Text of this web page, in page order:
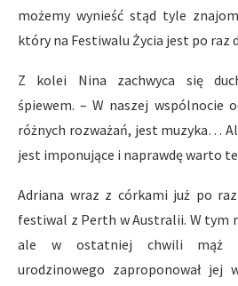
możemy wynieść stąd tyle
który na Festiwalu Życia jest po raz
Z kolei Nina zachwyca się
śpiewem. – W naszej wspólnocie
różnych rozważań, jest muzyka…
jest imponujące i naprawdę warto
Adriana wraz z córkami już po
festiwal z Perth w Australii. W tym
ale w ostatniej chwili mąż
urodzinowego zaproponował jej